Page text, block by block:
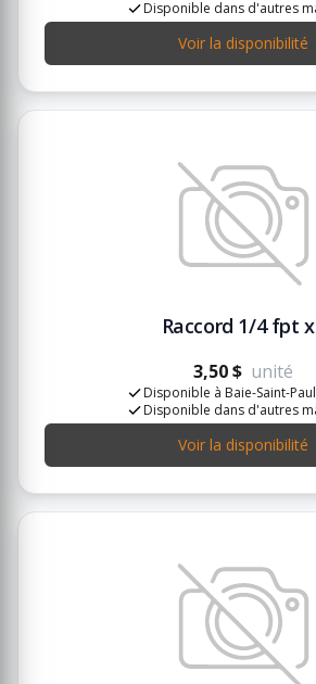
Disponible dans d'autres
Voir la disponibilité
Raccord 1/4 fpt
3,50 $ unité
Disponible à Baie-Saint-Paul
Disponible dans d'autres
Voir la disponibilité